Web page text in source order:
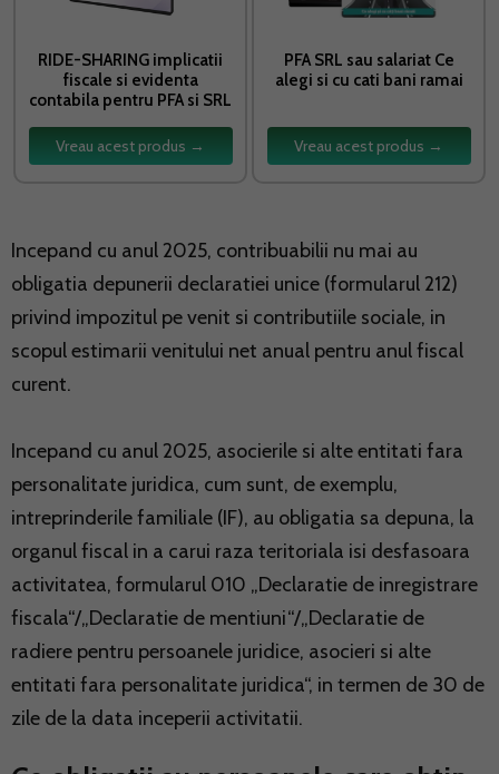
RIDE-SHARING implicatii
fiscale si evidenta
contabila pentru PFA si SRL
Vreau acest produs →
PFA SRL sau salariat Ce
alegi si cu cati bani ramai
Vreau acest produs →
Incepand cu anul 2025, contribuabilii nu mai au
obligatia depunerii declaratiei unice (formularul 212)
privind impozitul pe venit si contributiile sociale, in
scopul estimarii venitului net anual pentru anul fiscal
curent.
Incepand cu anul 2025, asocierile si alte entitati fara
personalitate juridica, cum sunt, de exemplu,
intreprinderile familiale (IF), au obligatia sa depuna, la
organul fiscal in a carui raza teritoriala isi desfasoara
activitatea, formularul 010 „Declaratie de inregistrare
fiscala“/„Declaratie de mentiuni“/„Declaratie de
radiere pentru persoanele juridice, asocieri si alte
entitati fara personalitate juridica“, in termen de 30 de
zile de la data inceperii activitatii.